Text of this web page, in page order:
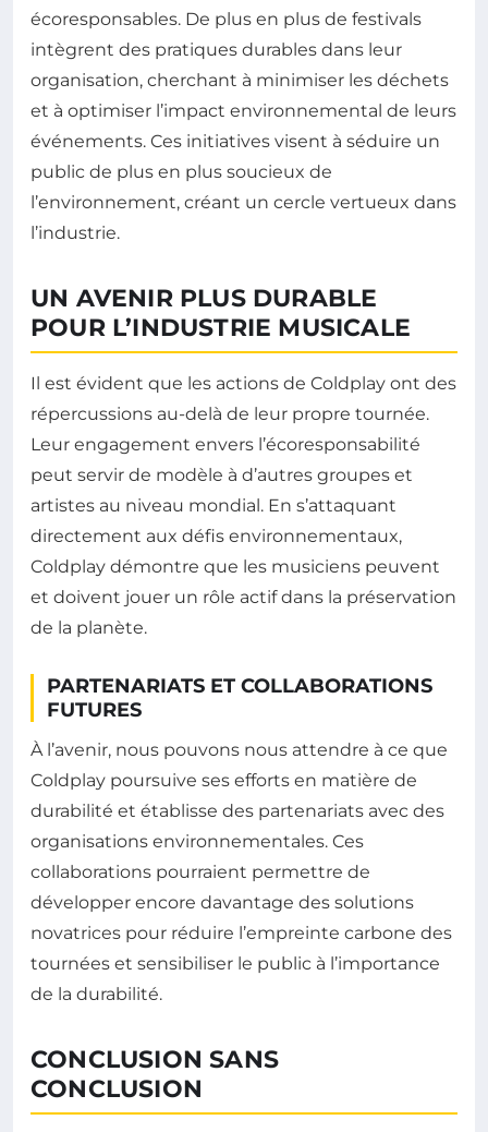
écoresponsables. De plus en plus de festivals
intègrent des pratiques durables dans leur
organisation, cherchant à minimiser les déchets
et à optimiser l’impact environnemental de leurs
événements. Ces initiatives visent à séduire un
public de plus en plus soucieux de
l’environnement, créant un cercle vertueux dans
l’industrie.
UN AVENIR PLUS DURABLE
POUR L’INDUSTRIE MUSICALE
Il est évident que les actions de Coldplay ont des
répercussions au-delà de leur propre tournée.
Leur engagement envers l’écoresponsabilité
peut servir de modèle à d’autres groupes et
artistes au niveau mondial. En s’attaquant
directement aux défis environnementaux,
Coldplay démontre que les musiciens peuvent
et doivent jouer un rôle actif dans la préservation
de la planète.
PARTENARIATS ET COLLABORATIONS
FUTURES
À l’avenir, nous pouvons nous attendre à ce que
Coldplay poursuive ses efforts en matière de
durabilité et établisse des partenariats avec des
organisations environnementales. Ces
collaborations pourraient permettre de
développer encore davantage des solutions
novatrices pour réduire l’empreinte carbone des
tournées et sensibiliser le public à l’importance
de la durabilité.
CONCLUSION SANS
CONCLUSION